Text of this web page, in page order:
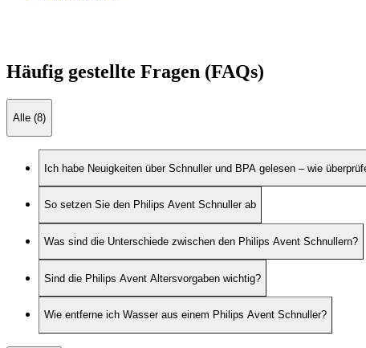
Häufig gestellte Fragen (FAQs)
Alle (8)
Ich habe Neuigkeiten über Schnuller und BPA gelesen – wie
So setzen Sie den Philips Avent Schnuller ab
Was sind die Unterschiede zwischen den Philips Avent Schnullern?
Sind die Philips Avent Altersvorgaben wichtig?
Wie entferne ich Wasser aus einem Philips Avent Schnuller?